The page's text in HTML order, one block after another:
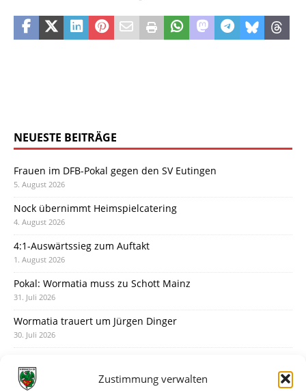
Zustimmung verwalten
NEUESTE BEITRÄGE
Frauen im DFB-Pokal gegen den SV Eutingen
5. August 2026
Nock übernimmt Heimspielcatering
4. August 2026
4:1-Auswärtssieg zum Auftakt
1. August 2026
Pokal: Wormatia muss zu Schott Mainz
31. Juli 2026
Wormatia trauert um Jürgen Dinger
30. Juli 2026
28. Juli 2026